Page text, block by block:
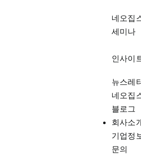
네오집
세미나
인사이
뉴스레
네오집
블로그
회사소
기업정
문의